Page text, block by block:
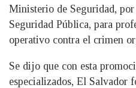
Ministerio de Seguridad,
Seguridad Pública, para
operativo contra el crimen
Se dijo que con esta
especializados, El Salvador